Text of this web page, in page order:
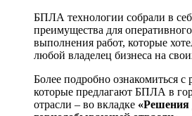
БПЛА технологии собрали в
преимущества для
выполнения работ, которые
любой владелец бизнеса на
Более подробно ознакомиться
которые предлагают БПЛА в
отрасли – во вкладке «Решения